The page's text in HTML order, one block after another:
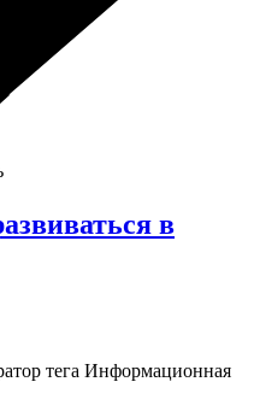
в
тега Информационная